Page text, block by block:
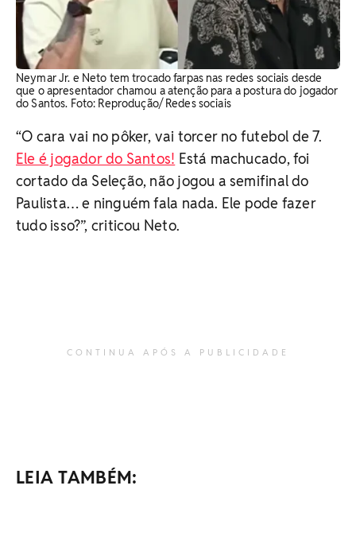
Neymar Jr. e Neto tem trocado farpas nas redes sociais desde
que o apresentador chamou a atenção para a postura do jogador
do Santos. Foto: Reprodução/ Redes sociais
“O cara vai no pôker, vai torcer no futebol de 7.
Ele é jogador do Santos! Está machucado, foi
cortado da Seleção, não jogou a semifinal do
Paulista… e ninguém fala nada. Ele pode fazer
tudo isso?”, criticou Neto.
CONTINUA APÓS A PUBLICIDADE
LEIA TAMBÉM: